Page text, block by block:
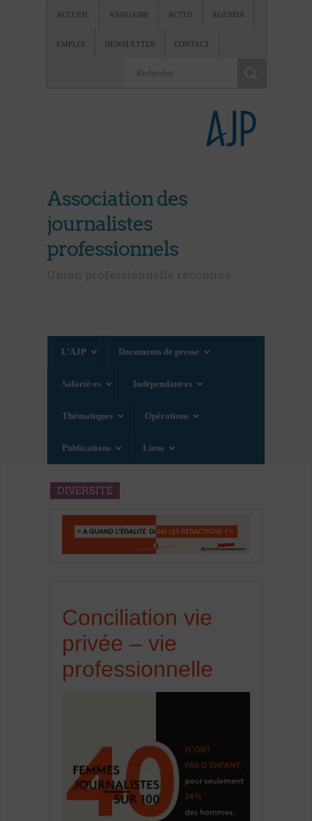
ACCUEIL ANNUAIRE ACTUS AGENDA
EMPLOI NEWSLETTER CONTACT
Association des
journalistes
professionnels
L’AJP Documents de presse
Salarié·es Indépendant·es
Thématiques Opérations
Publications Liens
DIVERSITÉ
Conciliation vie
privée – vie
professionnelle